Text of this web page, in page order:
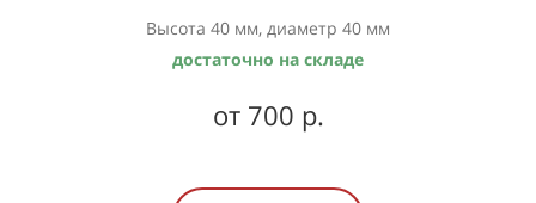
Высота 40 мм, диаметр 40 мм
достаточно на складе
от 700 р.